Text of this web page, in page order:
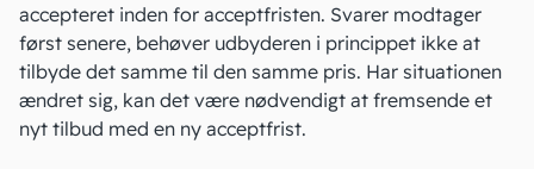
accepteret inden for acceptfristen. Svarer modtager
først senere, behøver udbyderen i princippet ikke at
tilbyde det samme til den samme pris. Har situationen
ændret sig, kan det være nødvendigt at fremsende et
nyt tilbud med en ny acceptfrist.